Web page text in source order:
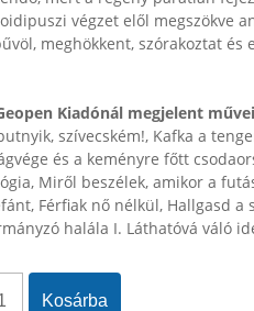
végzet elől megszökve
meghökkent, szórakoztat és
Kiadónál megjelent
szívecském!, Kafka a
és a keményre főtt
Miről beszélek, amikor a
Férfiak nő nélkül, Hallgasd a
halála I. Láthatóvá váló
Kosárba